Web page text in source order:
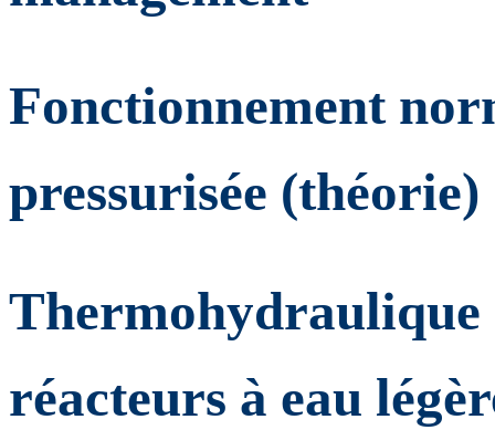
Fonctionnement
pressurisée (théorie)
Thermohydraulique
réacteurs à eau